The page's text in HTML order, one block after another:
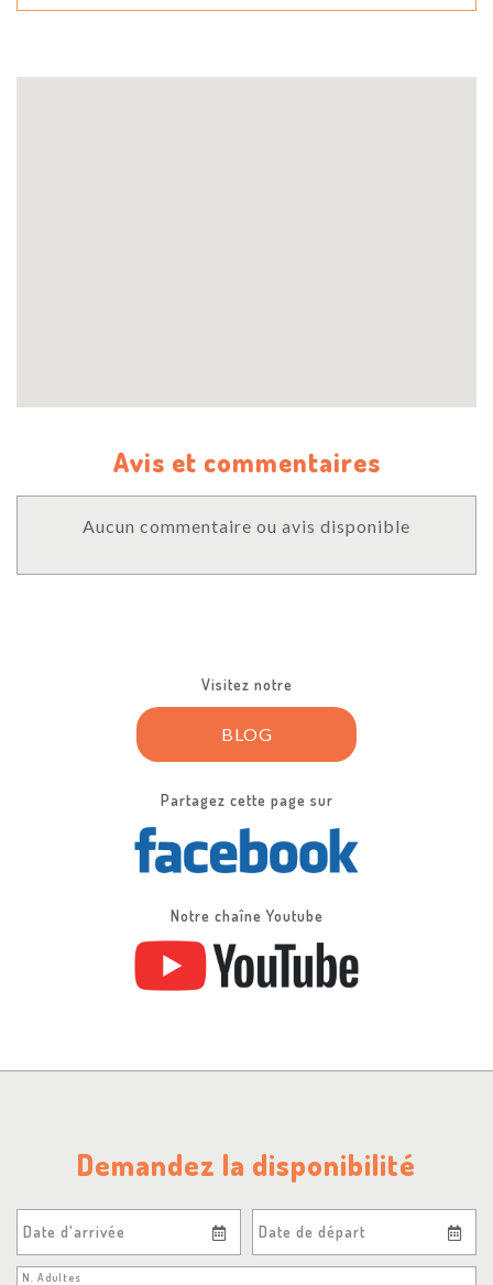
Avis et commentaires
Aucun commentaire ou avis disponible
Visitez notre
BLOG
Partagez cette page sur
Notre chaîne Youtube
Demandez la disponibilité
Date d'arrivée Date de départ
N. Adultes